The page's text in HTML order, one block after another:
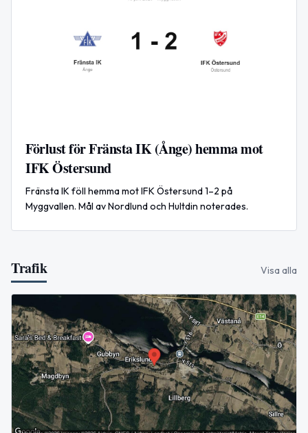
Förlust för Fränsta IK (Ånge) hemma mot
IFK Östersund
Fränsta IK föll hemma mot IFK Östersund 1–2 på
Myggvallen. Mål av Nordlund och Hultdin noterades.
Trafik Visa alla